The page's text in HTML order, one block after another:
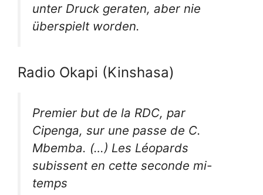
unter Druck geraten, aber nie
überspielt worden.
Radio Okapi (Kinshasa)
Premier but de la RDC, par
Cipenga, sur une passe de C.
Mbemba. (…) Les Léopards
subissent en cette seconde mi-
temps